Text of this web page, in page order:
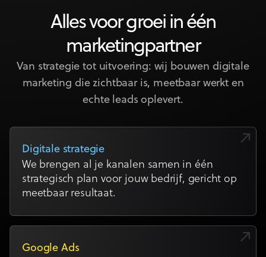
Alles voor groei in één
marketingpartner
Van strategie tot uitvoering: wij bouwen digitale
marketing die zichtbaar is, meetbaar werkt en
echte leads oplevert.
Digitale strategie
We brengen al je kanalen samen in één
strategisch plan voor jouw bedrijf, gericht op
meetbaar resultaat.
Google Ads